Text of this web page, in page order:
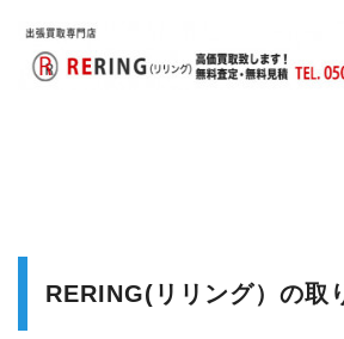
RERING(リリング）の取